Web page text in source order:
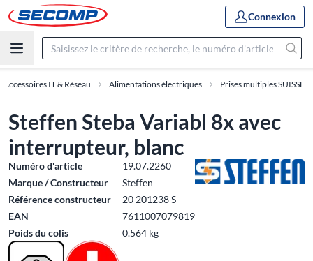
Connexion
Accessoires IT & Réseau Alimentations électriques Prises multiples SUISSE
Steffen Steba Variabl 8x avec
interrupteur, blanc
Numéro d'article
19.07.2260
Marque / Constructeur
Steffen
Référence constructeur
20 201238 S
EAN
7611007079819
Poids du colis
0.564 kg